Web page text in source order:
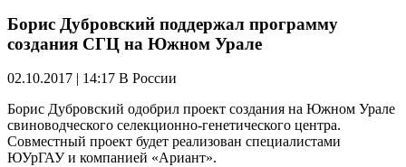
Борис Дубровский поддержал программу
создания СГЦ на Южном Урале
02.10.2017 | 14:17 В России
Борис Дубровский одобрил проект создания на Южном Урале
свиноводческого селекционно-генетического центра.
Совместный проект будет реализован специалистами
ЮУрГАУ и компанией «Ариант».